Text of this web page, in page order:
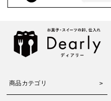
商品カテゴリ